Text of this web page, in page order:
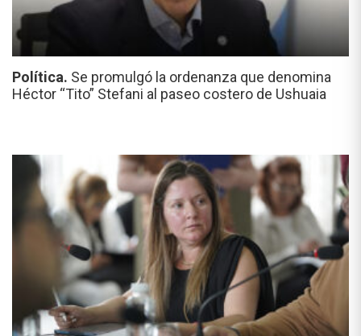
Política. Se promulgó la ordenanza que denomina
Héctor “Tito” Stefani al paseo costero de Ushuaia